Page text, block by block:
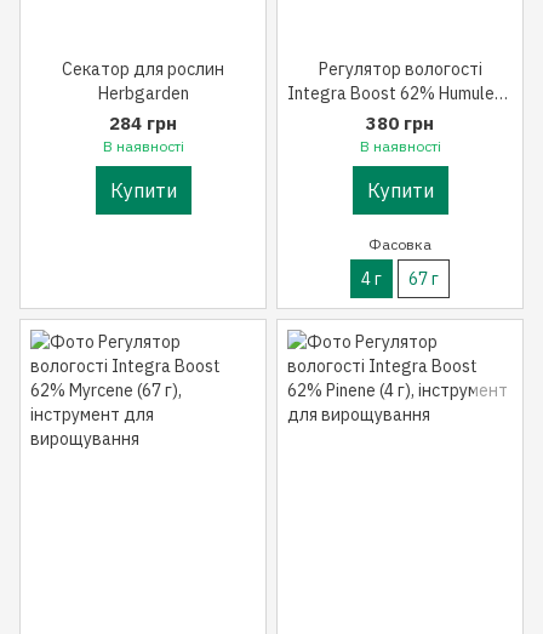
Секатор для рослин
Herbgarden
284 грн
В наявності
Купити
Регулятор вологості
Integra Boost 62% Humulene
(4 г)
380 грн
В наявності
Купити
Фасовка
4 г 67 г